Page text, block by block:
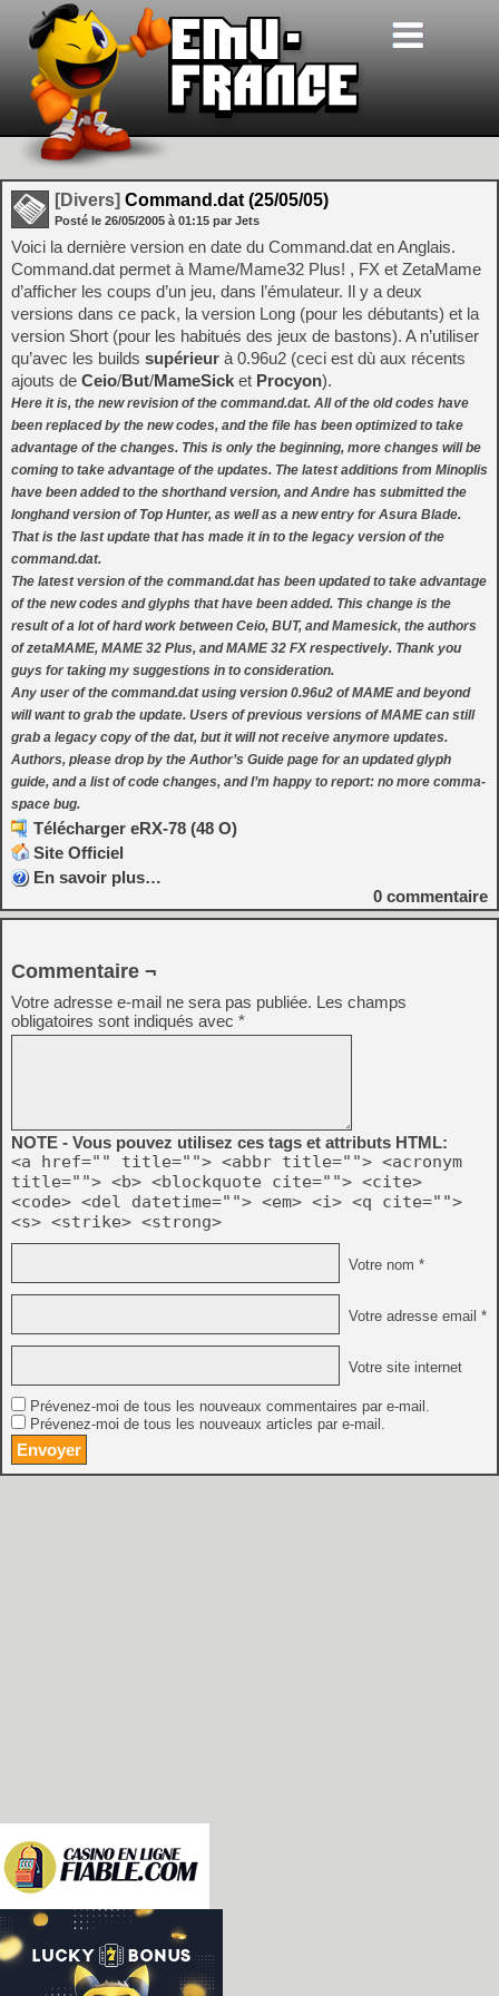
[Divers] Command.dat (25/05/05)
Posté le 26/05/2005 à 01:15 par Jets
Voici la dernière version en date du Command.dat en Anglais.
Command.dat permet à Mame/Mame32 Plus! , FX et ZetaMame
d’afficher les coups d’un jeu, dans l’émulateur. Il y a deux
versions dans ce pack, la version Long (pour les débutants) et la
version Short (pour les habitués des jeux de bastons). A n’utiliser
qu’avec les builds supérieur à 0.96u2 (ceci est dù aux récents
ajouts de Ceio/But/MameSick et Procyon).
Here it is, the new revision of the command.dat. All of the old codes have
been replaced by the new codes, and the file has been optimized to take
advantage of the changes. This is only the beginning, more changes will be
coming to take advantage of the updates. The latest additions from Minoplis
have been added to the shorthand version, and Andre has submitted the
longhand version of Top Hunter, as well as a new entry for Asura Blade.
That is the last update that has made it in to the legacy version of the
command.dat.
The latest version of the command.dat has been updated to take advantage
of the new codes and glyphs that have been added. This change is the
result of a lot of hard work between Ceio, BUT, and Mamesick, the authors
of zetaMAME, MAME 32 Plus, and MAME 32 FX respectively. Thank you
guys for taking my suggestions in to consideration.
Any user of the command.dat using version 0.96u2 of MAME and beyond
will want to grab the update. Users of previous versions of MAME can still
grab a legacy copy of the dat, but it will not receive anymore updates.
Authors, please drop by the Author’s Guide page for an updated glyph
guide, and a list of code changes, and I’m happy to report: no more comma-
space bug.
Télécharger eRX-78 (48 O)
Site Officiel
En savoir plus…
0 commentaire
Commentaire ¬
Votre adresse e-mail ne sera pas publiée. Les champs
obligatoires sont indiqués avec *
NOTE - Vous pouvez utilisez ces tags et attributs HTML:
<a href="" title=""> <abbr title=""> <acronym
title=""> <b> <blockquote cite=""> <cite>
<code> <del datetime=""> <em> <i> <q cite="">
<s> <strike> <strong>
Votre nom *
Votre adresse email *
Votre site internet
Prévenez-moi de tous les nouveaux commentaires par e-mail.
Prévenez-moi de tous les nouveaux articles par e-mail.